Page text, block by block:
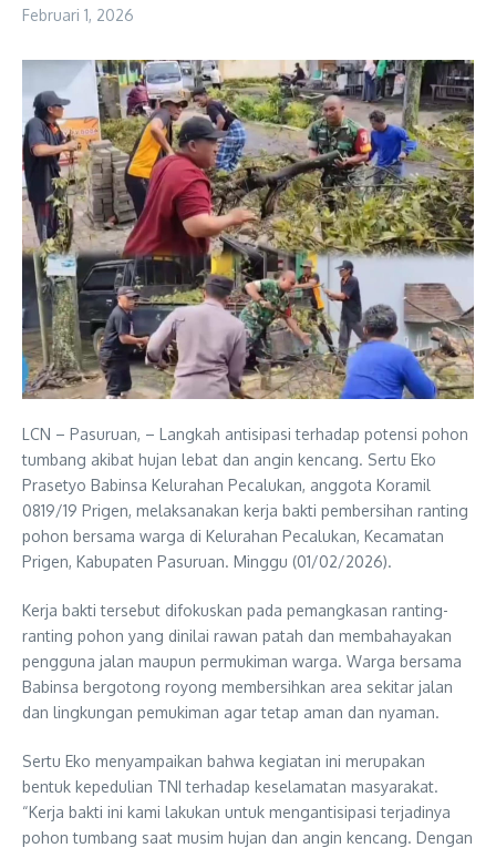
Februari 1, 2026
LCN – Pasuruan, – Langkah antisipasi terhadap potensi pohon
tumbang akibat hujan lebat dan angin kencang. Sertu Eko
Prasetyo Babinsa Kelurahan Pecalukan, anggota Koramil
0819/19 Prigen, melaksanakan kerja bakti pembersihan ranting
pohon bersama warga di Kelurahan Pecalukan, Kecamatan
Prigen, Kabupaten Pasuruan. Minggu (01/02/2026).
Kerja bakti tersebut difokuskan pada pemangkasan ranting-
ranting pohon yang dinilai rawan patah dan membahayakan
pengguna jalan maupun permukiman warga. Warga bersama
Babinsa bergotong royong membersihkan area sekitar jalan
dan lingkungan pemukiman agar tetap aman dan nyaman.
Sertu Eko menyampaikan bahwa kegiatan ini merupakan
bentuk kepedulian TNI terhadap keselamatan masyarakat.
“Kerja bakti ini kami lakukan untuk mengantisipasi terjadinya
pohon tumbang saat musim hujan dan angin kencang. Dengan